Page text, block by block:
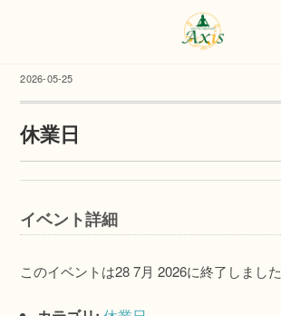
2026-05-25
休業日
イベント詳細
このイベントは28 7月 2026に終了しました